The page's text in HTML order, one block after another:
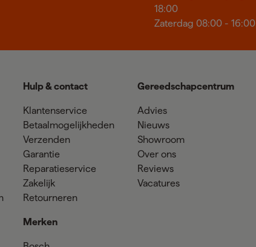
18:00
Zaterdag 08:00 - 16:00
Hulp & contact
Klantenservice
Betaalmogelijkheden
Verzenden
Garantie
Reparatieservice
Zakelijk
Retourneren
Merken
Gereedschapcentrum
Advies
Nieuws
Showroom
Over ons
Reviews
Vacatures